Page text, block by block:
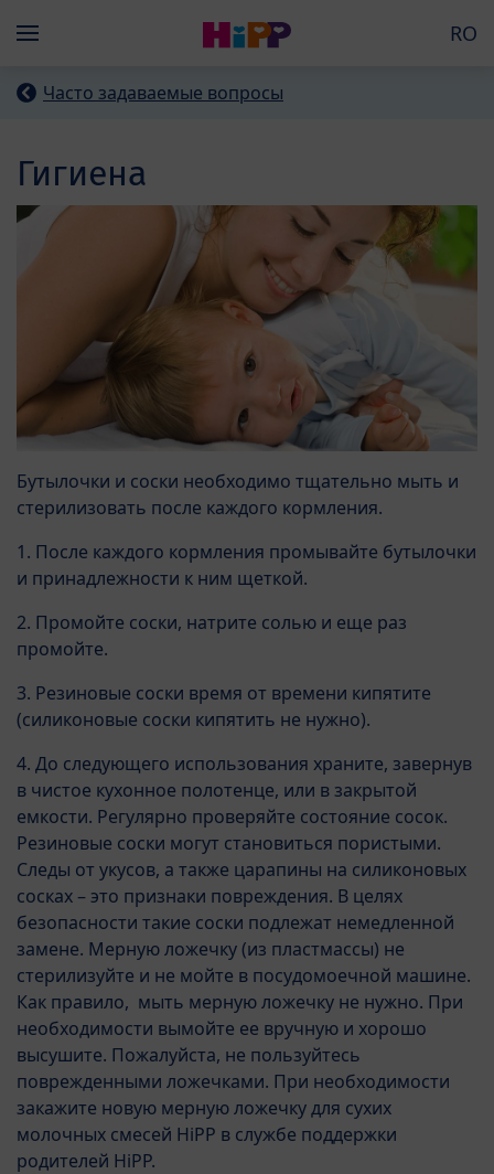
Menü RO
Часто задаваемые вопросы
Гигиена
Бутылочки и соски необходимо тщательно мыть и
стерилизовать после каждого кормления.
1. После каждого кормления промывайте бутылочки
и принадлежности к ним щеткой.
2. Промойте соски, натрите солью и еще раз
промойте.
3. Резиновые соски время от времени кипятите
(силиконовые соски кипятить не нужно).
4. До следующего использования храните, завернув
в чистое кухонное полотенце, или в закрытой
емкости. Регулярно проверяйте состояние сосок.
Резиновые соски могут становиться пористыми.
Следы от укусов, а также царапины на силиконовых
сосках – это признаки повреждения. В целях
безопасности такие соски подлежат немедленной
замене. Мерную ложечку (из пластмассы) не
стерилизуйте и не мойте в посудомоечной машине.
Как правило, мыть мерную ложечку не нужно. При
необходимости вымойте ее вручную и хорошо
высушите. Пожалуйста, не пользуйтесь
поврежденными ложечками. При необходимости
закажите новую мерную ложечку для сухих
молочных смесей HiPP в службе поддержки
родителей HiPP.